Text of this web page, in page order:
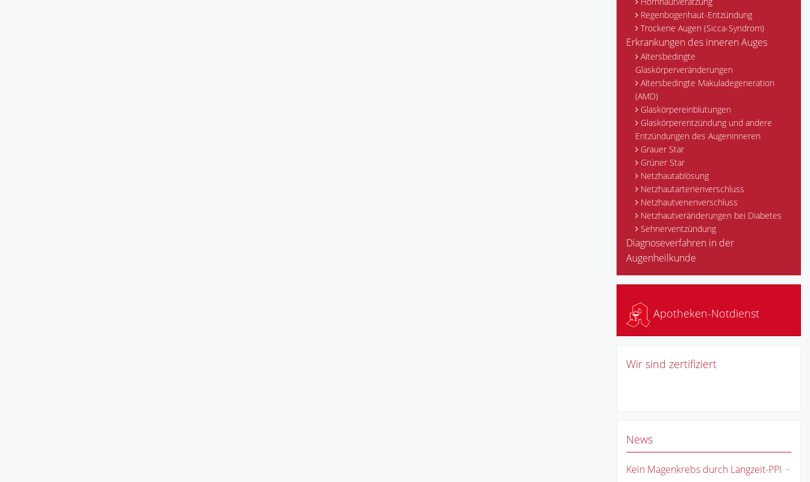
Regenbogenhaut-Entzündung
Trockene Augen (Sicca-Syndrom)
Erkrankungen des inneren Auges
Altersbedingte
Glaskörperveränderungen
Altersbedingte Makuladegeneration
(AMD)
Glaskörpereinblutungen
Glaskörperentzündung und andere
Entzündungen des Augeninneren
Grauer Star
Grüner Star
Netzhautablösung
Netzhautarterienverschluss
Netzhautvenenverschluss
Netzhautveränderungen bei Diabetes
Sehnerventzündung
Diagnoseverfahren in der
Augenheilkunde
Apotheken-Notdienst
Wir sind zertifiziert
News
Kein Magenkrebs durch Langzeit-PPI